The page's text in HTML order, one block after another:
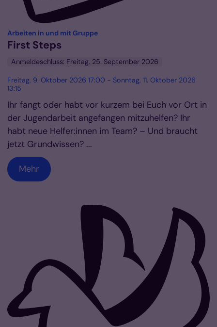
Arbeiten in und mit Gruppe:
First Steps
Anmeldeschluss: Freitag, 25. September 2026
Freitag, 9. Oktober 2026 17:00 - Sonntag, 11. Oktober 2026
13:15
Ihr fangt oder habt vor kurzem bei Euch vor Ort in
der Jugendarbeit angefangen mitzuhelfen? Ihr
habt neue Helfer:innen im Team? – Und braucht
jetzt Grundwissen? ...
Mehr